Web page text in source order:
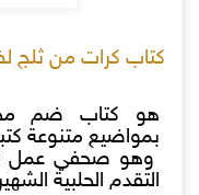
كتاب كرات من ثلج
هو كتاب ضم
بمواضيع متنوعة
وهو صحفي عمل
التقدم الحلبية